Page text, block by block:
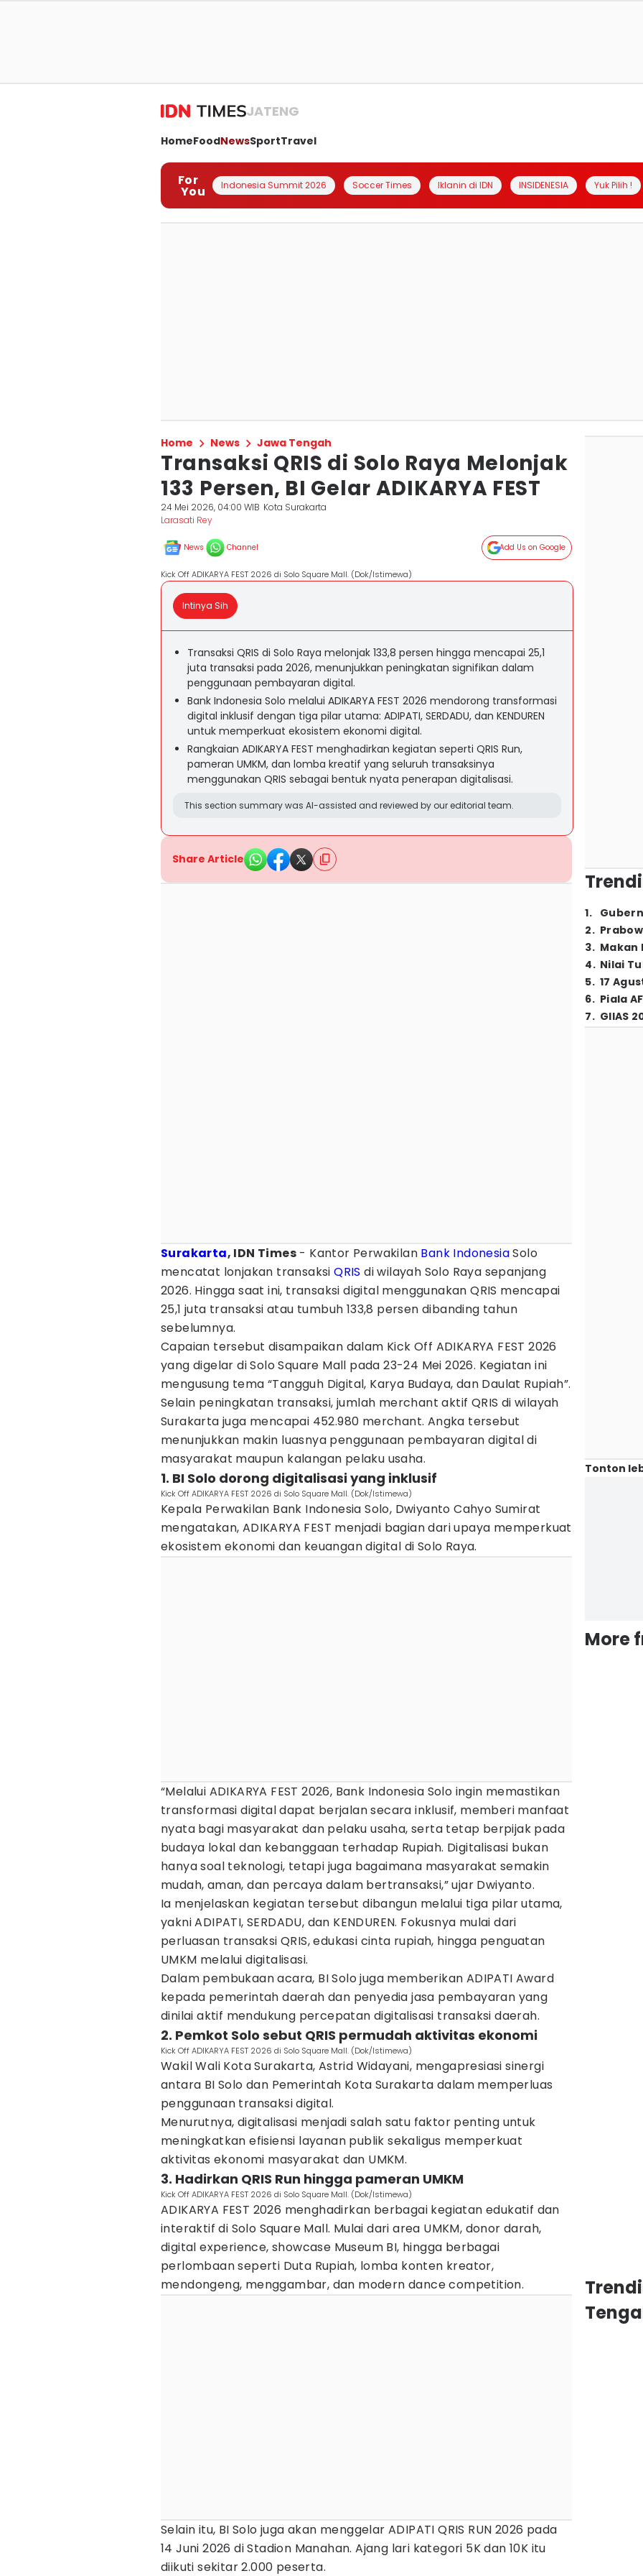
JATENG
HomeFoodNewsSportTravel
For
You Indonesia Summit 2026 Soccer Times Iklanin di IDN INSIDENESIA Yuk Pilih !
Home News Jawa Tengah
Transaksi QRIS di Solo Raya Melonjak
133 Persen, BI Gelar ADIKARYA FEST
24 Mei 2026, 04:00 WIB Kota Surakarta
Larasati Rey
News Channel Add Us on Google
Kick Off ADIKARYA FEST 2026 di Solo Square Mall. (Dok/Istimewa)
Intinya Sih
Transaksi QRIS di Solo Raya melonjak 133,8 persen hingga mencapai 25,1
juta transaksi pada 2026, menunjukkan peningkatan signifikan dalam
penggunaan pembayaran digital.
Bank Indonesia Solo melalui ADIKARYA FEST 2026 mendorong transformasi
digital inklusif dengan tiga pilar utama: ADIPATI, SERDADU, dan KENDUREN
untuk memperkuat ekosistem ekonomi digital.
Rangkaian ADIKARYA FEST menghadirkan kegiatan seperti QRIS Run,
pameran UMKM, dan lomba kreatif yang seluruh transaksinya
menggunakan QRIS sebagai bentuk nyata penerapan digitalisasi.
This section summary was AI-assisted and reviewed by our editorial team.
Share Article
Surakarta, IDN Times - Kantor Perwakilan Bank IndonesiaSolo
mencatat lonjakan transaksiQRIS di wilayah Solo Raya sepanjang
2026. Hingga saat ini, transaksi digital menggunakan QRIS mencapai
25,1 juta transaksi atau tumbuh 133,8 persen dibanding tahun
sebelumnya.
Capaian tersebut disampaikan dalam Kick Off ADIKARYA FEST 2026
yang digelar di Solo Square Mall pada 23-24 Mei 2026. Kegiatan ini
mengusung tema “Tangguh Digital, Karya Budaya, dan Daulat Rupiah”.
Selain peningkatan transaksi, jumlah merchant aktif QRIS di wilayah
Surakarta juga mencapai 452.980 merchant. Angka tersebut
menunjukkan makin luasnya penggunaan pembayaran digital di
masyarakat maupun kalangan pelaku usaha.
1. BI Solo dorong digitalisasi yang inklusif
Kick Off ADIKARYA FEST 2026 di Solo Square Mall. (Dok/Istimewa)
Kepala Perwakilan Bank Indonesia Solo, Dwiyanto Cahyo Sumirat
mengatakan, ADIKARYA FEST menjadi bagian dari upaya memperkuat
ekosistem ekonomi dan keuangan digital di Solo Raya.
“Melalui ADIKARYA FEST 2026, Bank Indonesia Solo ingin memastikan
transformasi digital dapat berjalan secara inklusif, memberi manfaat
nyata bagi masyarakat dan pelaku usaha, serta tetap berpijak pada
budaya lokal dan kebanggaan terhadap Rupiah. Digitalisasi bukan
hanya soal teknologi, tetapi juga bagaimana masyarakat semakin
mudah, aman, dan percaya dalam bertransaksi,” ujar Dwiyanto.
Ia menjelaskan kegiatan tersebut dibangun melalui tiga pilar utama,
yakni ADIPATI, SERDADU, dan KENDUREN. Fokusnya mulai dari
perluasan transaksi QRIS, edukasi cinta rupiah, hingga penguatan
UMKM melalui digitalisasi.
Dalam pembukaan acara, BI Solo juga memberikan ADIPATI Award
kepada pemerintah daerah dan penyedia jasa pembayaran yang
dinilai aktif mendukung percepatan digitalisasi transaksi daerah.
2. Pemkot Solo sebut QRIS permudah aktivitas ekonomi
Kick Off ADIKARYA FEST 2026 di Solo Square Mall. (Dok/Istimewa)
Wakil Wali Kota Surakarta, Astrid Widayani, mengapresiasi sinergi
antara BI Solo dan Pemerintah Kota Surakarta dalam memperluas
penggunaan transaksi digital.
Menurutnya, digitalisasi menjadi salah satu faktor penting untuk
meningkatkan efisiensi layanan publik sekaligus memperkuat
aktivitas ekonomi masyarakat dan UMKM.
3. Hadirkan QRIS Run hingga pameran UMKM
Kick Off ADIKARYA FEST 2026 di Solo Square Mall. (Dok/Istimewa)
ADIKARYA FEST 2026 menghadirkan berbagai kegiatan edukatif dan
interaktif di Solo Square Mall. Mulai dari area UMKM, donor darah,
digital experience, showcase Museum BI, hingga berbagai
perlombaan seperti Duta Rupiah, lomba konten kreator,
mendongeng, menggambar, dan modern dance competition.
Selain itu, BI Solo juga akan menggelar ADIPATI QRIS RUN 2026 pada
14 Juni 2026 di Stadion Manahan. Ajang lari kategori 5K dan 10K itu
diikuti sekitar 2.000 peserta.
1.
2.
3. Makan
4. Nilai
5. 17
6. Piala
7. GIIAS
Tonton
More